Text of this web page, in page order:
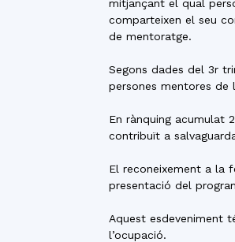
mitjançant el qual
comparteixen el seu
de mentoratge.
Segons dades del 3r
persones mentores de
En rànquing acumulat
contribuït a
El reconeixement a la
presentació del
Aquest esdeveniment
l’ocupació.